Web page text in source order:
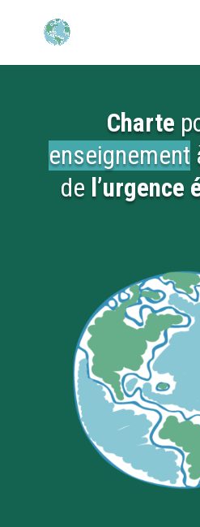
Charte
enseignement
de l’urgence